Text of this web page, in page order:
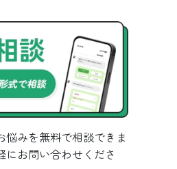
悩みを無料で相談できま
にお問い合わせくださ